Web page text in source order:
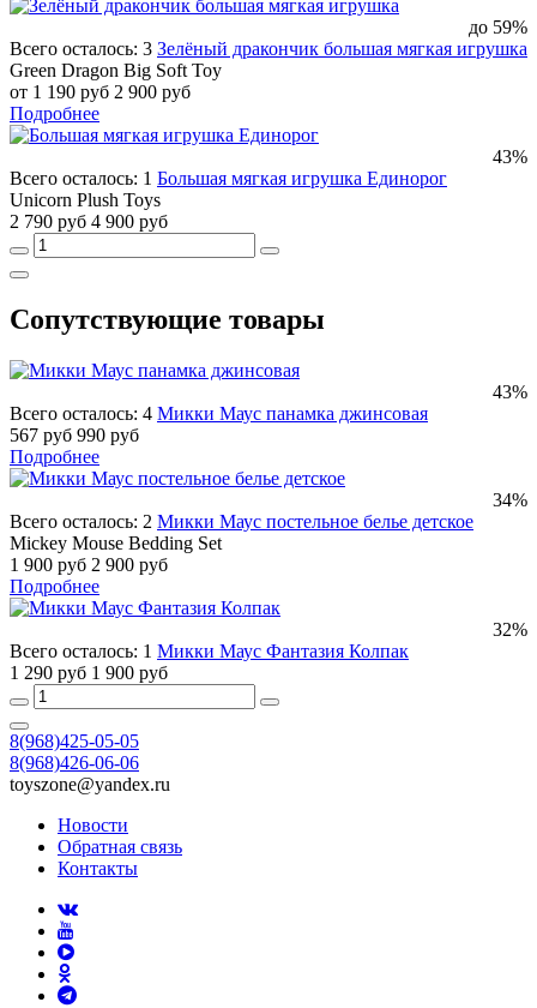
до 59%
Всего осталось: 3 Зелёный дракончик большая мягкая игрушка
Green Dragon Big Soft Toy
от 1 190 руб 2 900 руб
Подробнее
43%
Всего осталось: 1 Большая мягкая игрушка Единорог
Unicorn Plush Toys
2 790 руб 4 900 руб
Сопутствующие товары
43%
Всего осталось: 4 Микки Маус панамка джинсовая
567 руб 990 руб
Подробнее
34%
Всего осталось: 2 Микки Маус постельное белье детское
Mickey Mouse Bedding Set
1 900 руб 2 900 руб
Подробнее
32%
Всего осталось: 1 Микки Маус Фантазия Колпак
1 290 руб 1 900 руб
8(968)425-05-05
8(968)426-06-06
toyszone@yandex.ru
Новости
Обратная связь
Контакты